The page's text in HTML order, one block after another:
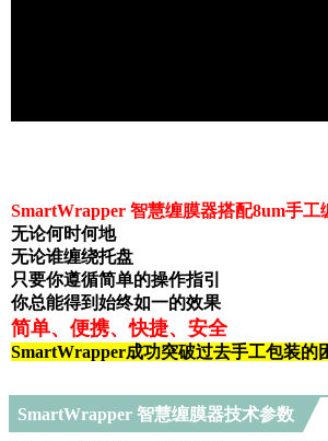
SmartWrapper 智慧缠膜器搭配8um手工
无论何时何地
无论谁缠绕托盘
只要你遵循简单的操作指引
你总能得到始终如一的效果
简单、 便携、快捷、 安全
SmartWrapper成功突破过去手工包装的
SmartWrapper 智慧缠膜器技术参数